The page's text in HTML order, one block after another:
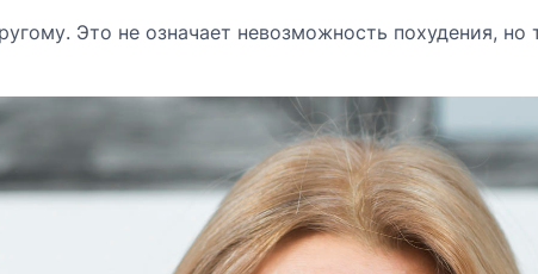
Это не означает невозможность похудения,